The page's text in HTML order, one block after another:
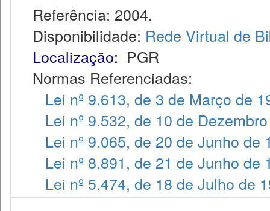
Referência: 2004.
Disponibilidade: Rede Virtual de
Localização: PGR
Normas Referenciadas:
Lei nº 9.613, de 3 de Março de
Lei nº 9.532, de 10 de
Lei nº 9.065, de 20 de Junho de
Lei nº 8.891, de 21 de Junho de
Lei nº 5.474, de 18 de Julho de